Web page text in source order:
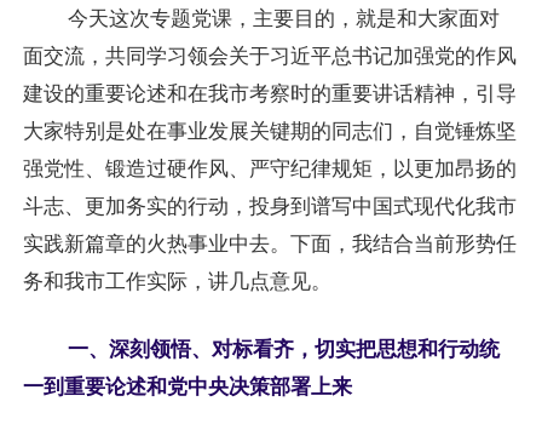
今天这次专题党课，主要目的，就是和大家面对
面交流，共同学习领会关于习近平总书记加强党的作风
建设的重要论述和在我市考察时的重要讲话精神，引导
大家特别是处在事业发展关键期的同志们，自觉锤炼坚
强党性、锻造过硬作风、严守纪律规矩，以更加昂扬的
斗志、更加务实的行动，投身到谱写中国式现代化我市
实践新篇章的火热事业中去。下面，我结合当前形势任
务和我市工作实际，讲几点意见。
一、深刻领悟、对标看齐，切实把思想和行动统
一到重要论述和党中央决策部署上来